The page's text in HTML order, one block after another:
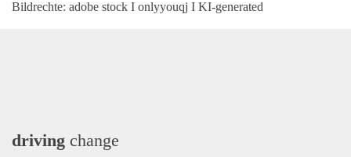
Bildrechte: adobe stock I onlyyouqj I KI-generated
driving change